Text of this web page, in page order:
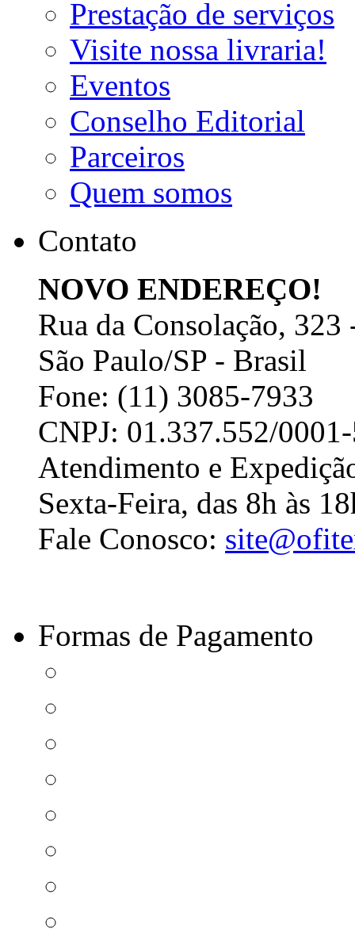
Prestação de serviços
Visite nossa livraria!
Eventos
Conselho Editorial
Parceiros
Quem somos
Contato
NOVO ENDEREÇO!
Rua da Consolação,
São Paulo/SP - Brasil
Fone: (11) 3085-7933
CNPJ: 01.337.552/
Atendimento e
Sexta-Feira, das 8h às
Fale Conosco:
Formas de Pagamento